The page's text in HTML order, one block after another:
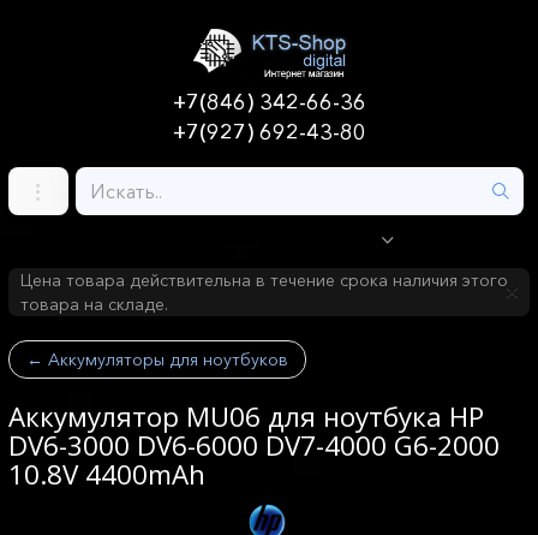
+7(846) 342-66-36
+7(927) 692-43-80
Цена товара действительна в течение срока наличия этого
товара на складе.
← Аккумуляторы для ноутбуков
Аккумулятор MU06 для ноутбука HP
DV6-3000 DV6-6000 DV7-4000 G6-2000
10.8V 4400mAh